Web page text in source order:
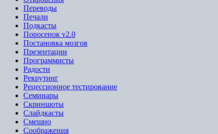
Переводы
Печали
Подкасты
Поросенок v2.0
Постановка мозгов
Презентации
Программисты
Радости
Рекрутинг
Рецессионное тестирование
Семинары
Скриншоты
Слайдкасты
Смешно
Соображения